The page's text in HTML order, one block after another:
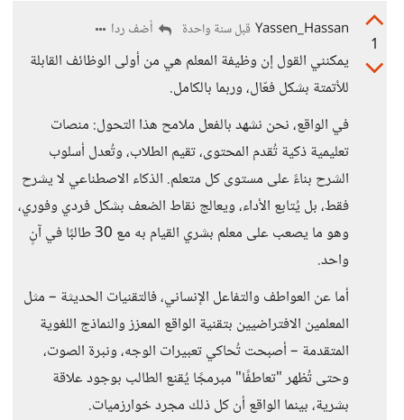
1
Yassen_Hassan قبل سنة واحدة أضف ردا
يمكنني القول إن وظيفة المعلم هي من أولى الوظائف القابلة
للأتمتة بشكل فعّال، وربما بالكامل.
في الواقع، نحن نشهد بالفعل ملامح هذا التحول: منصات
تعليمية ذكية تُقدم المحتوى، تقيم الطلاب، وتُعدل أسلوب
الشرح بناءً على مستوى كل متعلم. الذكاء الاصطناعي لا يشرح
فقط، بل يُتابع الأداء، ويعالج نقاط الضعف بشكل فردي وفوري،
وهو ما يصعب على معلم بشري القيام به مع 30 طالبًا في آنٍ
واحد.
أما عن العواطف والتفاعل الإنساني، فالتقنيات الحديثة – مثل
المعلمين الافتراضيين بتقنية الواقع المعزز والنماذج اللغوية
المتقدمة – أصبحت تُحاكي تعبيرات الوجه، ونبرة الصوت،
وحتى تُظهر "تعاطفًا" مبرمجًا يُقنع الطالب بوجود علاقة
بشرية، بينما الواقع أن كل ذلك مجرد خوارزميات.